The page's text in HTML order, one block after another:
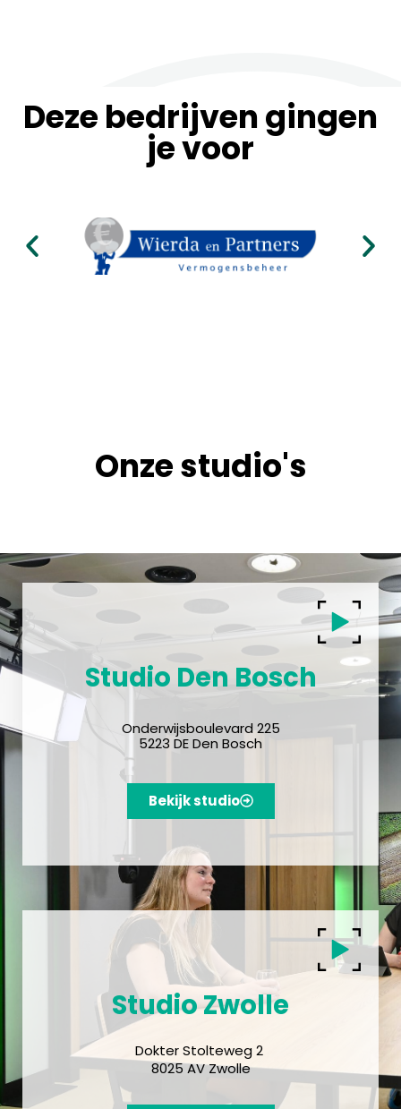
Deze bedrijven gingen
je voor
Onze studio's
Studio Den Bosch
Onderwijsboulevard 225
5223 DE Den Bosch
Bekijk studio
Studio Zwolle
Dokter Stolteweg 2
8025 AV Zwolle